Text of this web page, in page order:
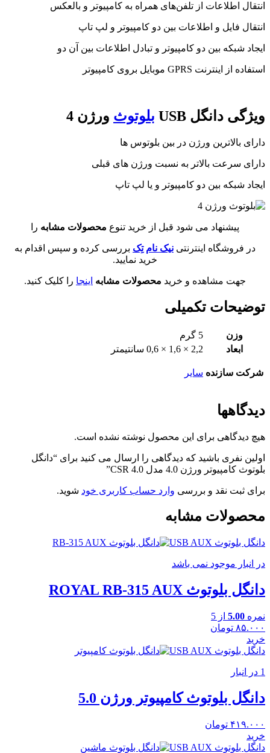
انتقال اطلاعات از تلفن‌های همراه به کامپیوتر و بالعکس
انتقال فایل و اطلاعات بین دو کامپیوتر و لپ تاپ
ایجاد شبکه بین دو کامپیوتر و تبادل اطلاعات بین آن دو
استفاده از اینترنت GPRS موبایل بروی کامپیوتر
ویژگی دانگل USB بلوتوث ورژن 4
دارای بالاترین ورژن در بین بلوتوس ها
دارای سرعت بالاتر به نسبت ورژن های قبلی
ایجاد شبکه بین دو کامپیوتر و یا لپ تاپ
پیشنهاد می شود قبل از خرید تنوع محصولات مشابه را
در فروشگاه اینترنتی نیک نام تِک بررسی کرده و سپس اقدام به
خرید نمایید.
جهت مشاهده و خرید محصولات مشابه اینجا را کلیک کنید.
توضیحات تکمیلی
وزن
5 گرم
ابعاد
2,2 × 1,6 × 0,6 سانتیمتر
شرکت سازنده سایر
دیدگاهها
هیچ دیدگاهی برای این محصول نوشته نشده است.
اولین نفری باشید که دیدگاهی را ارسال می کنید برای “دانگل
بلوتوث کامپیوتر ورژن 4.0 مدل CSR 4.0”
برای ثبت نقد و بررسی وارد حساب کاربری خود شوید.
محصولات مشابه
دانگل بلوتوث USB AUX
در انبار موجود نمی باشد
دانگل بلوتوث ROYAL RB-315 AUX
نمره 5.00 از 5
۸۵.۰۰۰ تومان
خرید
دانگل بلوتوث USB AUX
1 در انبار
دانگل بلوتوث کامپیوتر ورژن 5.0
۴۱۹.۰۰۰ تومان
خرید
دانگل بلوتوث USB AUX